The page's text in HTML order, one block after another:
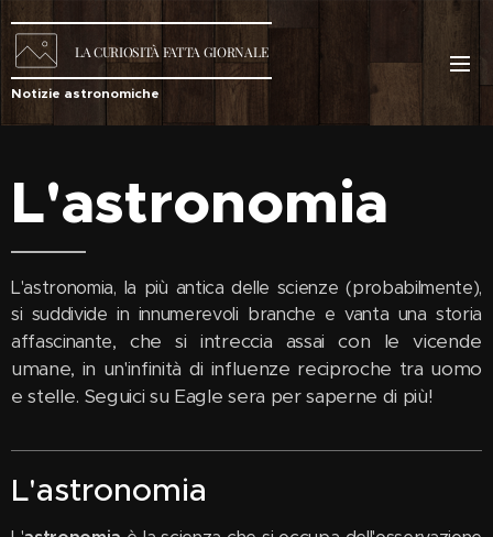
LACURIOSITÀ FATTA GIORNALE
Notizie astronomiche
L'astronomia
L'astronomia, la più antica delle scienze (probabilmente),
si suddivide in innumerevoli branche e vanta una storia
affascinante, che si intreccia assai con le vicende
umane, in un'infinità di influenze reciproche tra uomo
e stelle. Seguici su Eagle sera per saperne di più!
L'astronomia